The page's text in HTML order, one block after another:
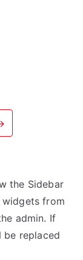
the Sidebar
widgets from
admin. If
be replaced